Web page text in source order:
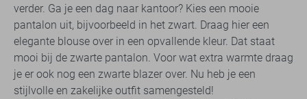
verder. Ga je een dag naar kantoor? Kies een mooie
pantalon uit, bijvoorbeeld in het zwart. Draag hier een
elegante blouse over in een opvallende kleur. Dat staat
mooi bij de zwarte pantalon. Voor wat extra warmte draag
je er ook nog een zwarte blazer over. Nu heb je een
stijlvolle en zakelijke outfit samengesteld!